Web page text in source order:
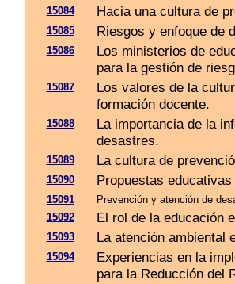
15084 Hacia una cultura de
15085 Riesgos y enfoque de
15086
Los ministerios de
para la gestión de
15087
Los valores de la
formación docente.
15088
La importancia de la
desastres.
15089 La cultura de
15090 Propuestas
15091
Prevención y atención de
15092
El rol de la educación
15093 La atención ambiental
15094
Experiencias en la
para la Reducción del